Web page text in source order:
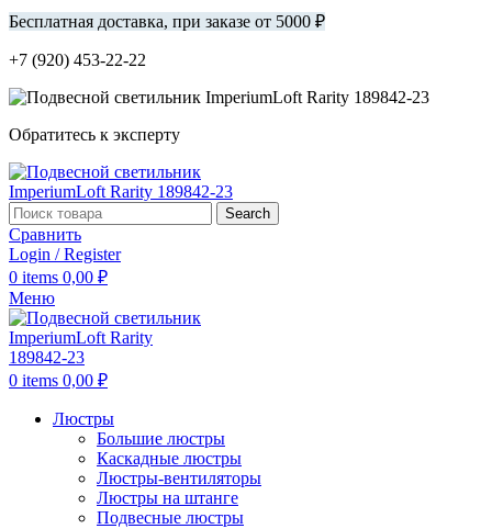
Бесплатная доставка, при заказе от 5000 ₽
+7 (920) 453-22-22
Обратитесь к эксперту
Search
Сравнить
Login / Register
0 items 0,00 ₽
Меню
0 items 0,00 ₽
Люстры
Большие люстры
Каскадные люстры
Люстры-вентиляторы
Люстры на штанге
Подвесные люстры